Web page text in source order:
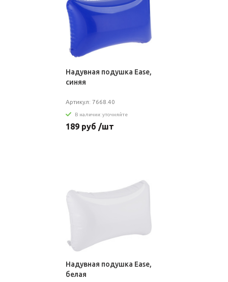
Надувная подушка Ease,
синяя
Артикул: 7668.40
В наличии: уточняйте
189 руб /шт
Надувная подушка Ease,
белая